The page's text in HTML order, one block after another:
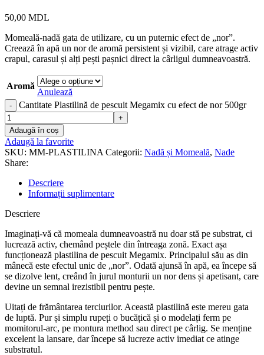
50,00 MDL
Momeală-nadă gata de utilizare, cu un puternic efect de „nor”.
Creează în apă un nor de aromă persistent și vizibil, care atrage activ
crapul, carasul și alți pești pașnici direct la cârligul dumneavoastră.
Aromă
Anulează
Cantitate Plastilină de pescuit Megamix cu efect de nor 500gr
Adaugă în coș
Adaugă la favorite
SKU: MM-PLASTILINA Categorii: Nadă și Momeală, Nade
Share:
Descriere
Informații suplimentare
Descriere
Imaginați-vă că momeala dumneavoastră nu doar stă pe substrat, ci
lucrează activ, chemând peștele din întreaga zonă. Exact așa
funcționează plastilina de pescuit Megamix. Principalul său as din
mânecă este efectul unic de „nor”. Odată ajunsă în apă, ea începe să
se dizolve lent, creând în jurul monturii un nor dens și apetisant, care
devine un semnal irezistibil pentru pește.
Uitați de frământarea terciurilor. Această plastilină este mereu gata
de luptă. Pur și simplu rupeți o bucățică și o modelați ferm pe
momitorul-arc, pe montura method sau direct pe cârlig. Se menține
excelent la lansare, dar începe să lucreze activ imediat ce atinge
substratul.